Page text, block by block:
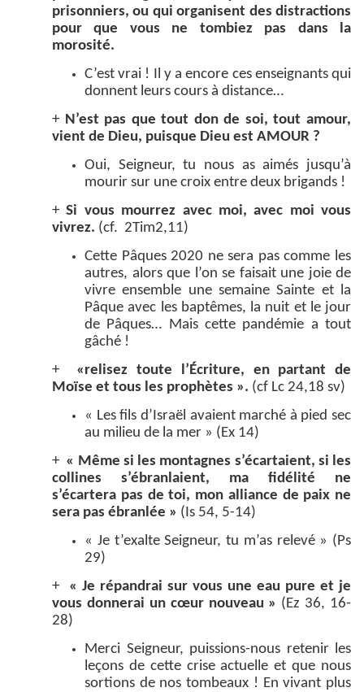
prisonniers, ou qui organisent des distractions
pour que vous ne tombiez pas dans la
morosité.
C’est vrai ! Il y a encore ces enseignants qui
donnent leurs cours à distance…
+ N’est pas que tout don de soi, tout amour,
vient de Dieu, puisque Dieu est AMOUR ?
Oui, Seigneur, tu nous as aimés jusqu’à
mourir sur une croix entre deux brigands !
+Si vous mourrez avec moi, avec moi vous
vivrez. (cf. 2Tim2,11)
Cette Pâques 2020 ne sera pas comme les
autres, alors que l’on se faisait une joie de
vivre ensemble une semaine Sainte et la
Pâque avec les baptêmes, la nuit et le jour
de Pâques… Mais cette pandémie a tout
gâché !
+ «relisez toute l’Écriture, en partant de
Moïse et tous les prophètes ». (cf Lc 24,18 sv)
« Les fils d’Israël avaient marché à pied sec
au milieu de la mer » (Ex 14)
+ « Même si les montagnes s’écartaient, si les
collines s’ébranlaient, ma fidélité ne
s’écartera pas de toi, mon alliance de paix ne
sera pas ébranlée » (Is 54, 5-14)
« Je t’exalte Seigneur, tu m’as relevé » (Ps
29)
+ « Je répandrai sur vous une eau pure et je
vous donnerai un cœur nouveau » (Ez 36, 16-
28)
Merci Seigneur, puissions-nous retenir les
leçons de cette crise actuelle et que nous
sortions de nos tombeaux ! En vivant plus